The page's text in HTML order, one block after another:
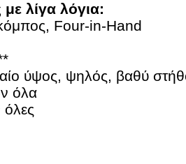
λίγα λόγια:
Four-in-Hand
ύψος, ψηλός, βαθύ
όλα